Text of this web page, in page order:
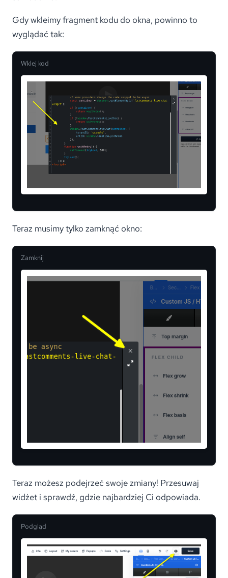
Gdy wkleimy fragment kodu do okna, powinno to
wyglądać tak:
Wklej kod
Teraz musimy tylko zamknąć okno:
Zamknij
Teraz możesz podejrzeć swoje zmiany! Przesuwaj
widżet i sprawdź, gdzie najbardziej Ci odpowiada.
Podgląd